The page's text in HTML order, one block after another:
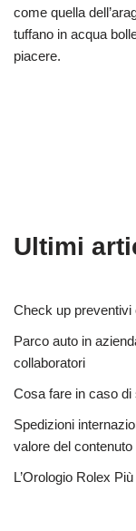
come quella
tuffano in acqua
piacere.
Ultimi
Check up preventivi
Parco auto in
collaboratori
Cosa fare in caso di
Spedizioni
valore del contenuto
L’Orologio Rolex